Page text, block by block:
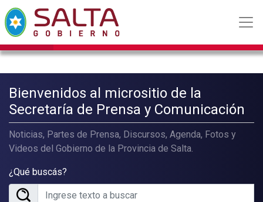
Bienvenidos al micrositio de la
Secretaría de Prensa y Comunicación
Noticias, Partes de Prensa, Discursos, Agenda, Fotos y
Videos del Gobierno de la Provincia de Salta.
¿Qué buscás?